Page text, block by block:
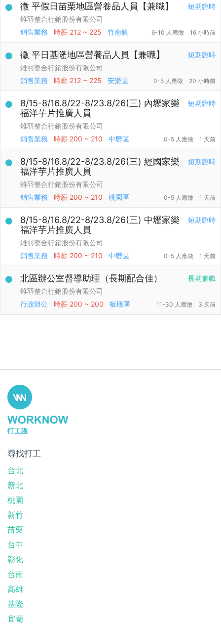
短期臨時
徵 平假日苗栗地區營養品人員【兼職】
雉羽整合行銷股份有限公司
銷售業務
時薪 212 ~ 225 竹南鎮 6-10 人應徵 16 小時前
短期臨時
徵 平日基隆地區營養品人員【兼職】
雉羽整合行銷股份有限公司
銷售業務
時薪 212 ~ 225 安樂區 0-5 人應徵 20 小時前
短期臨時
8/15-8/16.8/22-8/23.8/26(三) 內壢家樂
福洋芋片推廣人員
雉羽整合行銷股份有限公司
銷售業務
時薪 200 ~ 210 中壢區 0-5 人應徵 1 天前
短期臨時
8/15-8/16.8/22-8/23.8/26(三) 經國家樂
福洋芋片推廣人員
雉羽整合行銷股份有限公司
銷售業務
時薪 200 ~ 210 桃園區 0-5 人應徵 1 天前
短期臨時
8/15-8/16.8/22-8/23.8/26(三) 中壢家樂
福洋芋片推廣人員
雉羽整合行銷股份有限公司
銷售業務
時薪 200 ~ 210 中壢區 0-5 人應徵 1 天前
長期兼職
北區辦公室督導助理（長期配合佳）
雉羽整合行銷股份有限公司
行政辦公
時薪 200 ~ 200 板橋區 11-30 人應徵 3 天前
尋找打工
台北
新北
桃園
新竹
苗栗
台中
彰化
台南
高雄
基隆
宜蘭